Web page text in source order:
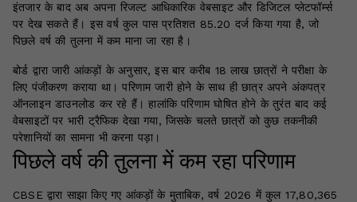
इंतजार के बाद अब अपना रिजल्ट आधिकारिक वेबसाइट और डिजिटल प्लेटफॉर्म्स
पर देख सकते हैं। इस वर्ष कुल पास प्रतिशत 85.20 दर्ज किया गया है, जो
पिछले वर्ष की तुलना में कम माना जा रहा है।
बोर्ड द्वारा जारी आंकड़ों के अनुसार, इस बार करीब 18 लाख छात्रों ने परीक्षा के
लिए पंजीकरण कराया था। परिणाम जारी होने के साथ ही छात्र अपने अंकपत्र
ऑनलाइन डाउनलोड कर रहे हैं। हालांकि परिणाम घोषित होने के तुरंत बाद कई
वेबसाइटों पर भारी ट्रैफिक देखा गया, जिसके चलते छात्रों को कुछ तकनीकी
परेशानियों का सामना भी करना पड़ा।
पिछले वर्ष की तुलना में कम रहा परिणाम
CBSE द्वारा साझा किए गए आंकड़ों के मुताबिक, वर्ष 2026 में कुल 17,80,365